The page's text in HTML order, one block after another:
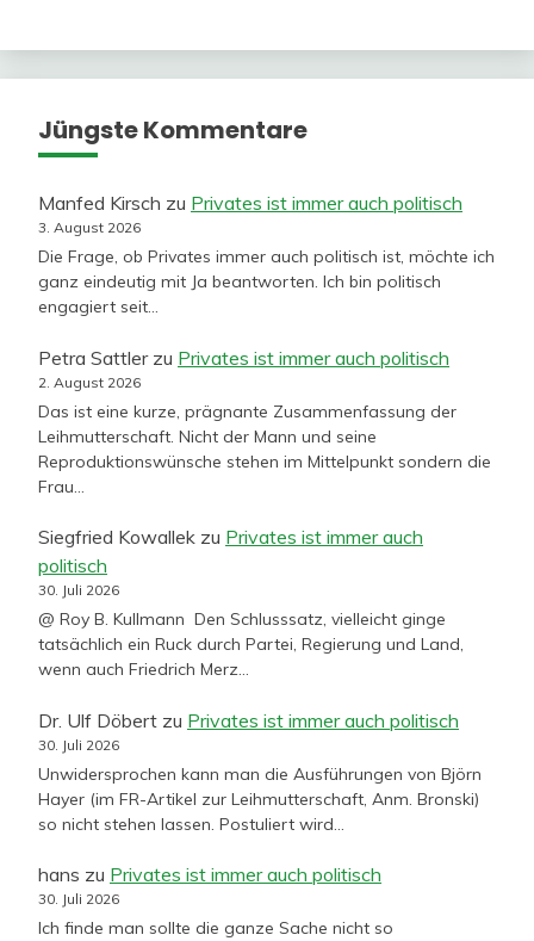
Jüngste Kommentare
Manfed Kirsch zu Privates ist immer auch politisch
3. August 2026
Die Frage, ob Privates immer auch politisch ist, möchte ich
ganz eindeutig mit Ja beantworten. Ich bin politisch
engagiert seit…
Petra Sattlerzu Privates ist immer auch politisch
2. August 2026
Das ist eine kurze, prägnante Zusammenfassung der
Leihmutterschaft. Nicht der Mann und seine
Reproduktionswünsche stehen im Mittelpunkt sondern die
Frau…
Siegfried Kowallek zu Privates ist immer auch
politisch
30. Juli 2026
@ Roy B. Kullmann Den Schlusssatz, vielleicht ginge
tatsächlich ein Ruck durch Partei, Regierung und Land,
wenn auch Friedrich Merz…
Dr. Ulf Döbert zu Privates ist immer auch politisch
30. Juli 2026
Unwidersprochen kann man die Ausführungen von Björn
Hayer (im FR-Artikel zur Leihmutterschaft, Anm. Bronski)
so nicht stehen lassen. Postuliert wird…
hans zu Privates ist immer auch politisch
30. Juli 2026
Ich finde man sollte die ganze Sache nicht so